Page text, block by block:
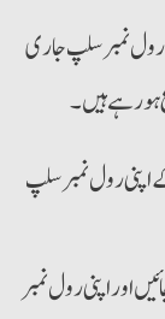
میٹرک سالانہ دوئم امتحان 2024 کے رول نمبرسلپ جاری
ہو رہے ہیں۔
اپنی رول نمبر سلپ
اور اپنی رول نمبر